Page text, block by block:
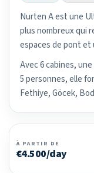
Nurten A est une
plus nombreux qui
espaces de pont et
Avec 6 cabines,
5 personnes, elle
Fethiye, Göcek,
À PARTIR DE
€4.500/day